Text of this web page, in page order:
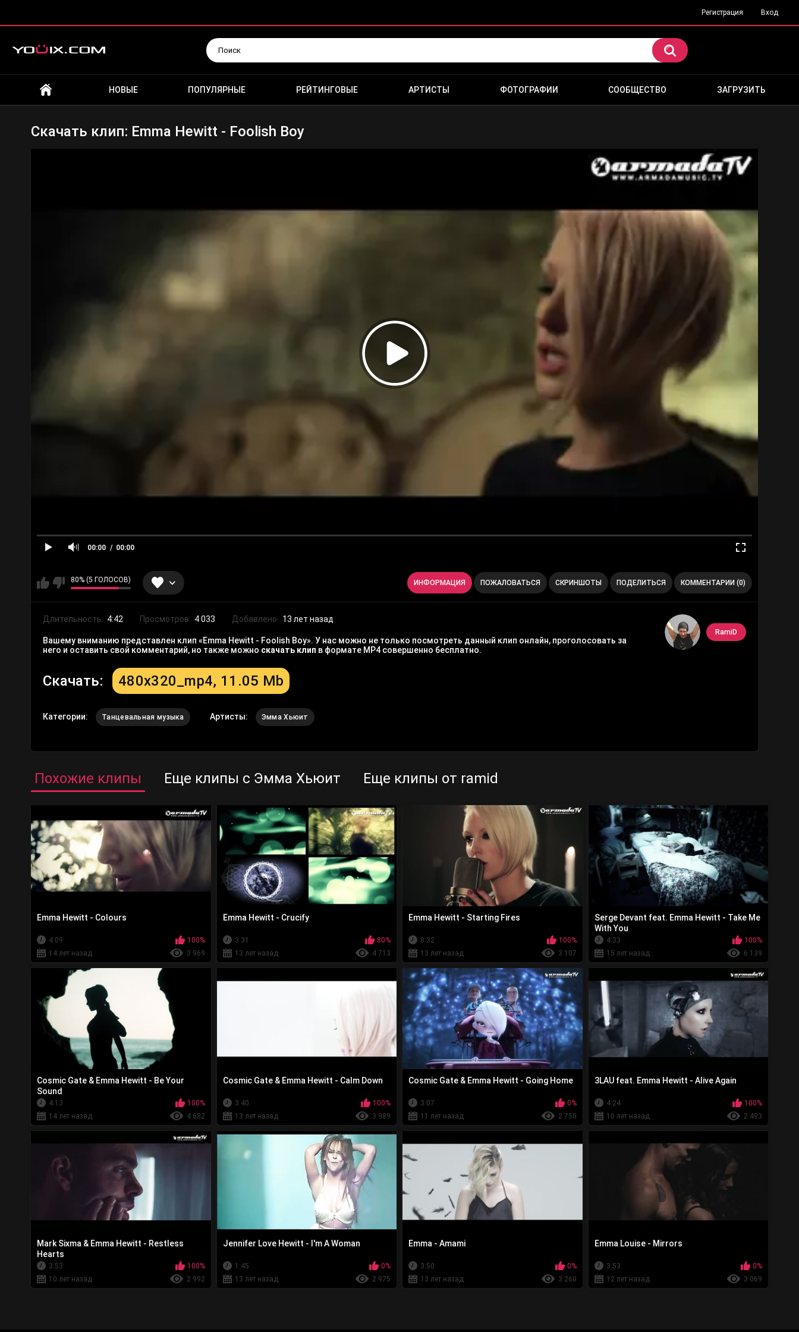
Регистрация Вход
НОВЫЕ ПОПУЛЯРНЫЕ РЕЙТИНГОВЫЕ АРТИСТЫ ФОТОГРАФИИ СООБЩЕСТВО ЗАГРУЗИТЬ
Скачать клип: Emma Hewitt - Foolish Boy
00:00 00:00
80% (5 ГОЛОСОВ) ИНФОРМАЦИЯ ПОЖАЛОВАТЬСЯ СКРИНШОТЫ ПОДЕЛИТЬСЯ КОММЕНТАРИИ (0)
RamiD
Длительность: 4:42 Просмотров: 4 033 Добавлено: 13 лет назад
Вашему вниманию представлен клип «Emma Hewitt - Foolish Boy». У нас можно не только посмотреть данный клип онлайн, проголосовать за
него и оставить свой комментарий, но также можно скачать клип в формате MP4 совершенно бесплатно.
Скачать: 480x320_mp4, 11.05 Mb
Категории: Танцевальная музыка Артисты: Эмма Хьюит
Похожие клипы Еще клипы с Эмма Хьюит Еще клипы от ramid
Emma Hewitt - Colours
4:09
100%
14 лет назад
3 969
Emma Hewitt - Crucify
3:31
80%
13 лет назад
4 713
Emma Hewitt - Starting Fires
8:32
100%
13 лет назад
3 107
Serge Devant feat. Emma Hewitt - Take Me
With You
4:33
100%
15 лет назад
6 139
Cosmic Gate & Emma Hewitt - Be Your
Sound
4:13
100%
14 лет назад
4 682
Cosmic Gate & Emma Hewitt - Calm Down
3:40
100%
13 лет назад
3 989
Cosmic Gate & Emma Hewitt - Going Home
3:07
0%
11 лет назад
2 750
3LAU feat. Emma Hewitt - Alive Again
4:24
100%
10 лет назад
2 493
Mark Sixma & Emma Hewitt - Restless
Hearts
3:53
100%
10 лет назад
2 992
Jennifer Love Hewitt - I'm A Woman
1:45
0%
13 лет назад
2 975
Emma - Amami
3:50
0%
13 лет назад
3 260
Emma Louise - Mirrors
3:53
0%
12 лет назад
3 069